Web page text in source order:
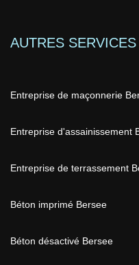
AUTRES SERVICES
Entreprise de maçonnerie
Entreprise d'assainissement
Entreprise de terrassement
Béton imprimé Bersee
Béton désactivé Bersee